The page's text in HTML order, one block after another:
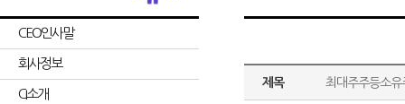
CEO인사말
회사정보
CI소개
제목 최대주주등소유